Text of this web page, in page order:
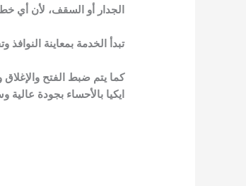
الجدار أو السقف، لأن أي
تبدأ الخدمة بمعاينة
كما يتم ضبط الفتح
ايكيا بالأحساء بجودة